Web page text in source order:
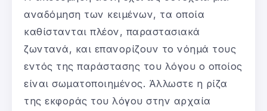
αναδόμηση των κειμένων, τα οποία
καθίστανται πλέον, παραστασιακά
ζωντανά, και επανορίζουν το νόημά τους
εντός της παράστασης του λόγου ο οποίος
είναι σωματοποιημένος. Άλλωστε η ρίζα
της εκφοράς του λόγου στην αρχαία